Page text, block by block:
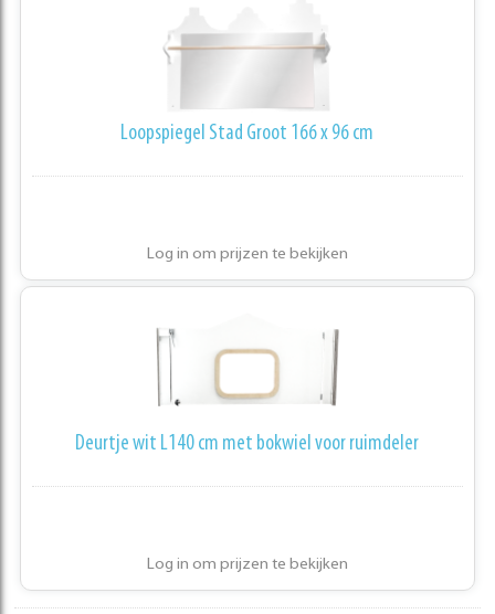
Loopspiegel Stad Groot 166 x 96 cm
Log in om prijzen te bekijken
Deurtje wit L140 cm met bokwiel voor ruimdeler
Log in om prijzen te bekijken